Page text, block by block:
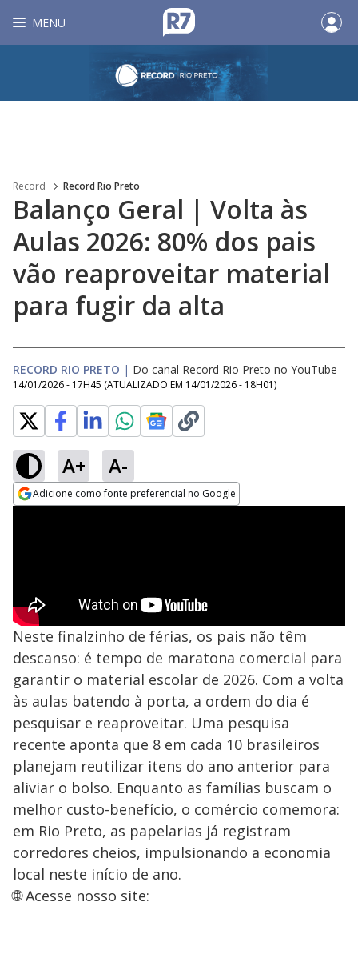
MENU
Record Record Rio Preto
Balanço Geral | Volta às
Aulas 2026: 80% dos pais
vão reaproveitar material
para fugir da alta
RECORD RIO PRETO | Do canal Record Rio Preto no YouTube
14/01/2026 - 17H45 (ATUALIZADO EM 14/01/2026 - 18H01)
A+ A-
Adicione como fonte preferencial no Google
Neste finalzinho de férias, os pais não têm
descanso: é tempo de maratona comercial para
garantir o material escolar de 2026. Com a volta
às aulas batendo à porta, a ordem do dia é
pesquisar e reaproveitar. Uma pesquisa
recente aponta que 8 em cada 10 brasileiros
planejam reutilizar itens do ano anterior para
aliviar o bolso. Enquanto as famílias buscam o
melhor custo-benefício, o comércio comemora:
em Rio Preto, as papelarias já registram
corredores cheios, impulsionando a economia
local neste início de ano.
🌐 Acesse nosso site: